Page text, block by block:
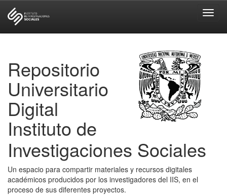
Repositorio
Universitario
Digital
Instituto de
Investigaciones Sociales
Un espacio para compartir materiales y recursos digitales
académicos producidos por los investigadores del IIS, en el
proceso de sus diferentes proyectos.